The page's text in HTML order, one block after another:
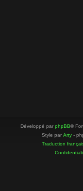
Développé par phpBB®
Style par Arty -
Traduction